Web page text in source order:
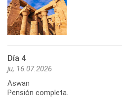
Día 4
ju, 16.07.2026
Aswan
Pensión completa.